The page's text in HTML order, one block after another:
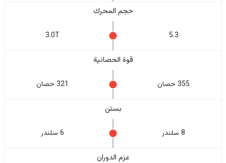
حجم المحرك
5.3
3.0T
قوة الحصانية
355 حصان 321 حصان
بستن
8 سلندر 6 سلندر
عزم الدوران